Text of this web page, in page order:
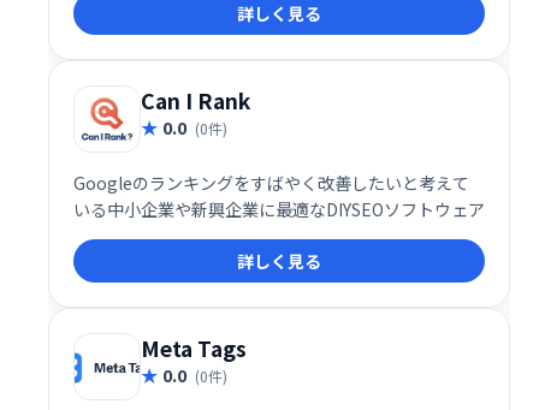
組むことができます。詳しく見る
Can I Rank
0.0 (0件)
Googleのランキングをすばやく改善したいと考えて
いる中小企業や新興企業に最適なDIYSEOソフトウェア
詳しく見る
Meta Tags
0.0 (0件)